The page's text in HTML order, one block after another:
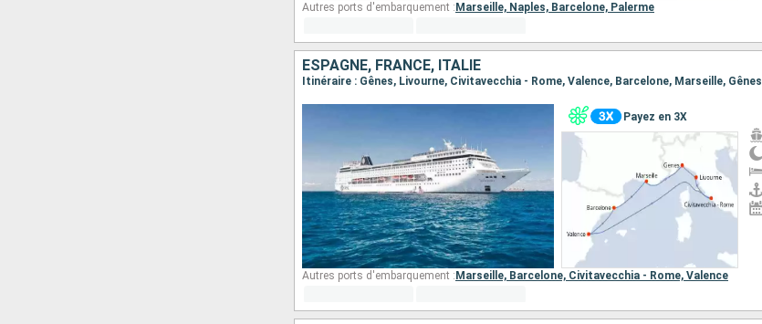
Autres ports d'embarquement : Marseille, Naples, Barcelone, Palerme
ESPAGNE, FRANCE, ITALIE
Itinéraire : Gênes, Livourne, Civitavecchia - Rome, Valence, Barcelone, Marseille, Gênes
Payez en 3X
Autres ports d'embarquement : Marseille, Barcelone, Civitavecchia - Rome, Valence